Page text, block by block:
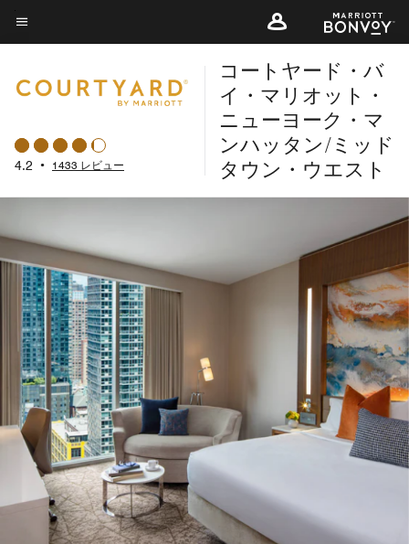
Skip
to
content
メニューのテキスト
4.2 • 1433 レビュー
コートヤード・バ
イ・マリオット・
ニューヨーク・マ
ンハッタン/ミッド
タウン・ウエスト